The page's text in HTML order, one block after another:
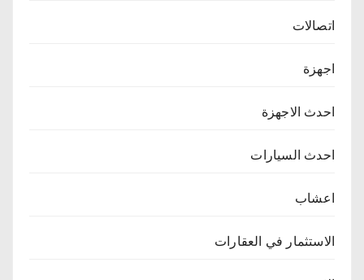
اتصالات
اجهزة
احدث الاجهزة
احدث السيارات
اعشاب
الاستثمار في العقارات